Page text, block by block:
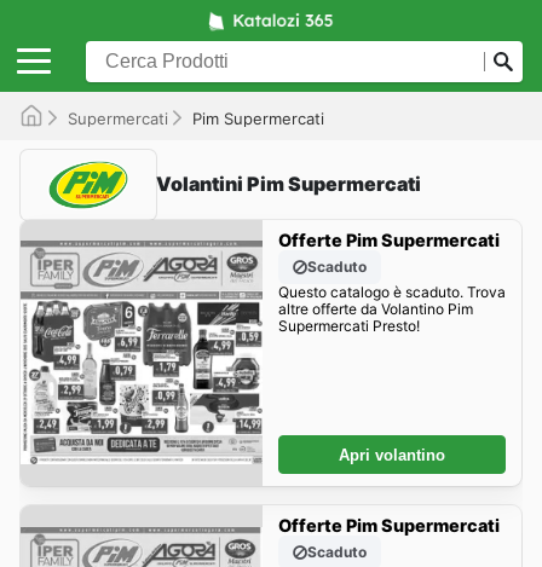
Supermercati Pim Supermercati
Volantini Pim Supermercati
Offerte Pim Supermercati
Scaduto
Questo catalogo è scaduto. Trova
altre offerte da Volantino Pim
Supermercati Presto!
Apri volantino
Offerte Pim Supermercati
Scaduto